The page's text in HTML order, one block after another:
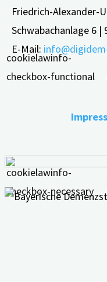
Friedrich-Alexander-
Schwabachanlage 6 |
E-Mail:
cookielawinfo-
checkbox-functional
cookielawinfo-
checkbox-necessary